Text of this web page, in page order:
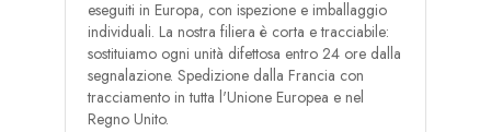
eseguiti in Europa, con ispezione e imballaggio
individuali. La nostra filiera è corta e tracciabile:
sostituiamo ogni unità difettosa entro 24 ore dalla
segnalazione. Spedizione dalla Francia con
tracciamento in tutta l'Unione Europea e nel
Regno Unito.